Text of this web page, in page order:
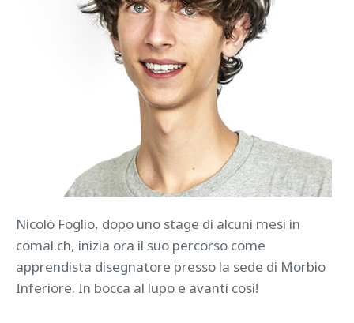
Nicolò Foglio, dopo uno stage di alcuni mesi in
comal.ch, inizia ora il suo percorso come
apprendista disegnatore presso la sede di Morbio
Inferiore. In bocca al lupo e avanti così!